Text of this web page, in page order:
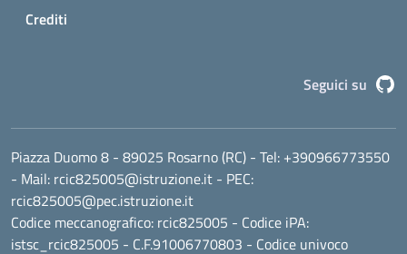
Crediti
Seguici su
Piazza Duomo 8 - 89025 Rosarno (RC) - Tel: +390966773550
- Mail: rcic825005@istruzione.it - PEC:
rcic825005@pec.istruzione.it
Codice meccanografico: rcic825005 - Codice iPA:
istsc_rcic825005 - C.F.91006770803 - Codice univoco